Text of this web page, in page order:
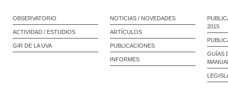
OBSERVATORIO
ACTIVIDAD / ESTUDIOS
GIR DE LA UVA
NOTICIAS / NOVEDADES
ARTÍCULOS
PUBLICACIONES
INFORMES
2015
GUÍAS